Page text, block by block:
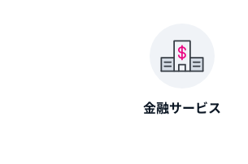
金融サービス